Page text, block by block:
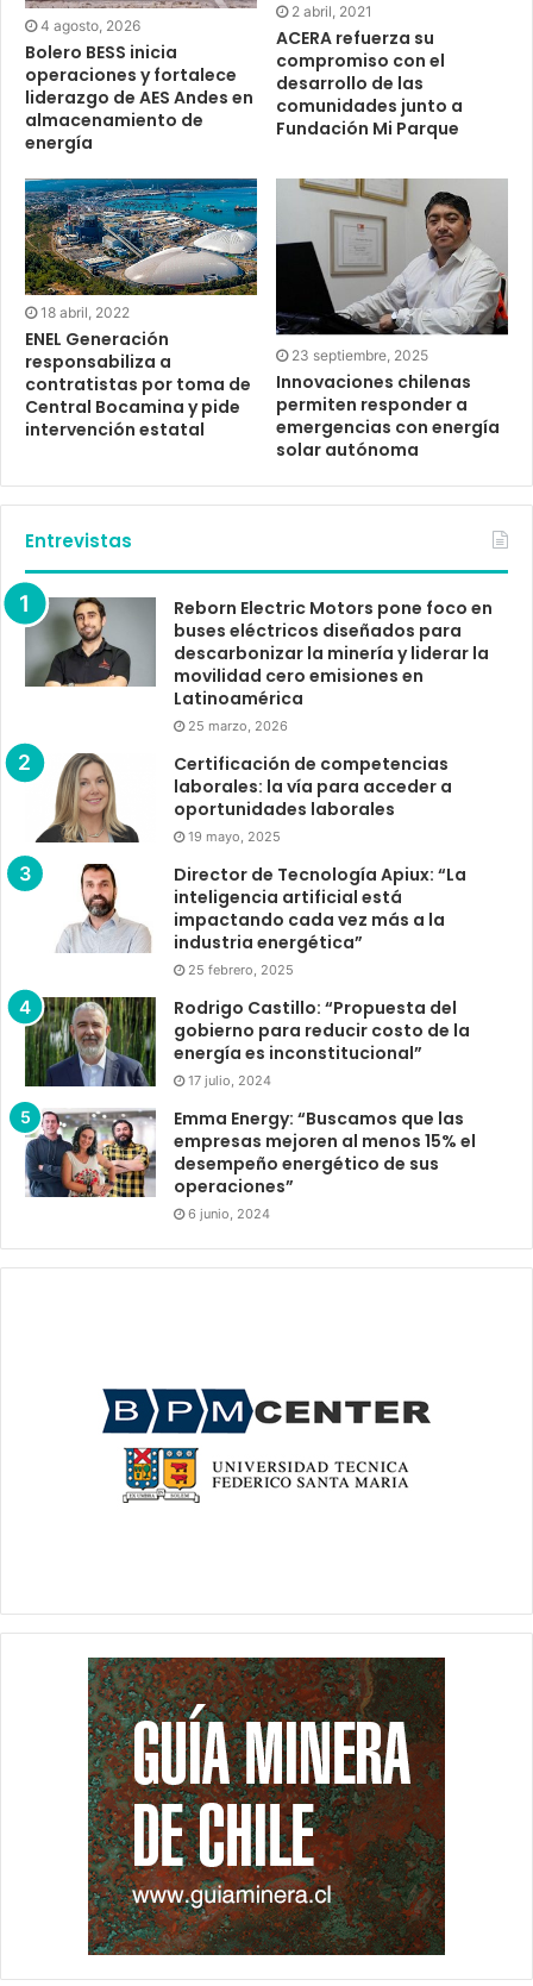
4 agosto, 2026
Bolero BESS inicia
operaciones y fortalece
liderazgo de AES Andes en
almacenamiento de
energía
2 abril, 2021
ACERA refuerza su
compromiso con el
desarrollo de las
comunidades junto a
Fundación Mi Parque
18 abril, 2022
ENEL Generación
responsabiliza a
contratistas por toma de
Central Bocamina y pide
intervención estatal
23 septiembre, 2025
Innovaciones chilenas
permiten responder a
emergencias con energía
solar autónoma
Entrevistas
Reborn Electric Motors pone foco en
buses eléctricos diseñados para
descarbonizar la minería y liderar la
movilidad cero emisiones en
Latinoamérica
25 marzo, 2026
Certificación de competencias
laborales: la vía para acceder a
oportunidades laborales
19 mayo, 2025
Director de Tecnología Apiux: “La
inteligencia artificial está
impactando cada vez más a la
industria energética”
25 febrero, 2025
Rodrigo Castillo: “Propuesta del
gobierno para reducir costo de la
energía es inconstitucional”
17 julio, 2024
Emma Energy: “Buscamos que las
empresas mejoren al menos 15% el
desempeño energético de sus
operaciones”
6 junio, 2024